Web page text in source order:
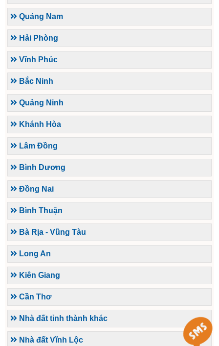
Quảng Nam
Hải Phòng
Vĩnh Phúc
Bắc Ninh
Quảng Ninh
Khánh Hòa
Lâm Đồng
Bình Dương
Đồng Nai
Bình Thuận
Bà Rịa - Vũng Tàu
Long An
Kiên Giang
Cần Thơ
Nhà đất tỉnh thành khác
Nhà đất Vĩnh Lộc